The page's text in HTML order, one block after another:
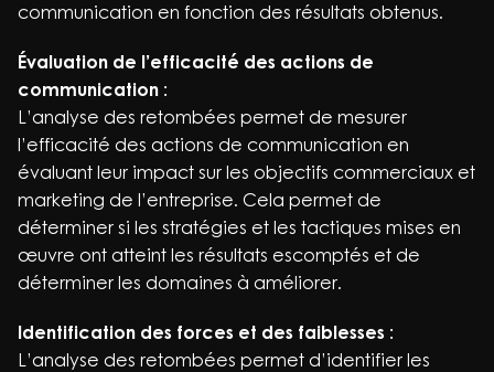
communication en fonction des résultats obtenus.
Évaluation de l’efficacité des actions de
communication :
L’analyse des retombées permet de mesurer
l’efficacité des actions de communication en
évaluant leur impact sur les objectifs commerciaux et
marketing de l’entreprise. Cela permet de
déterminer si les stratégies et les tactiques mises en
œuvre ont atteint les résultats escomptés et de
déterminer les domaines à améliorer.
Identification des forces et des faiblesses :
L’analyse des retombées permet d’identifier les